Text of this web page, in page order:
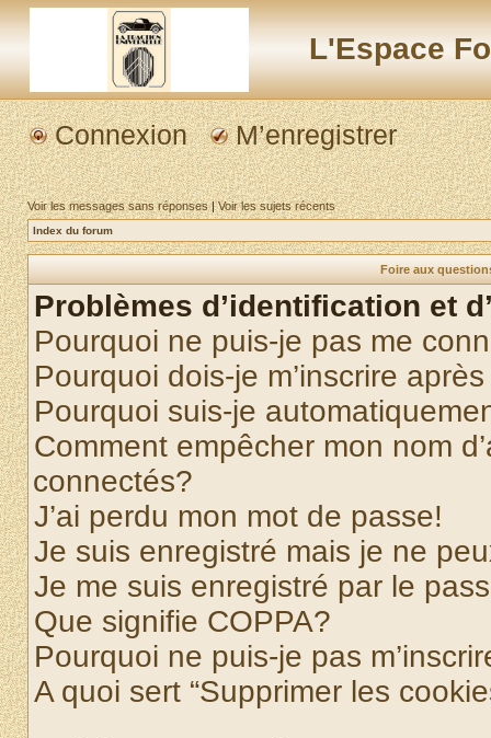
L'Espace
Connexion M’enregistrer
Voir les messages sans réponses|Voir les sujets récents
Index du forum
Foire aux
Problèmes d’identification et
Pourquoi ne puis-je pas me
Pourquoi dois-je m’inscrire
Pourquoi suis-je
Comment empêcher mon nom
connectés?
J’ai perdu mon mot de passe!
Je suis enregistré mais je ne
Je me suis enregistré par le
Que signifie COPPA?
Pourquoi ne puis-je pas
A quoi sert “Supprimer les